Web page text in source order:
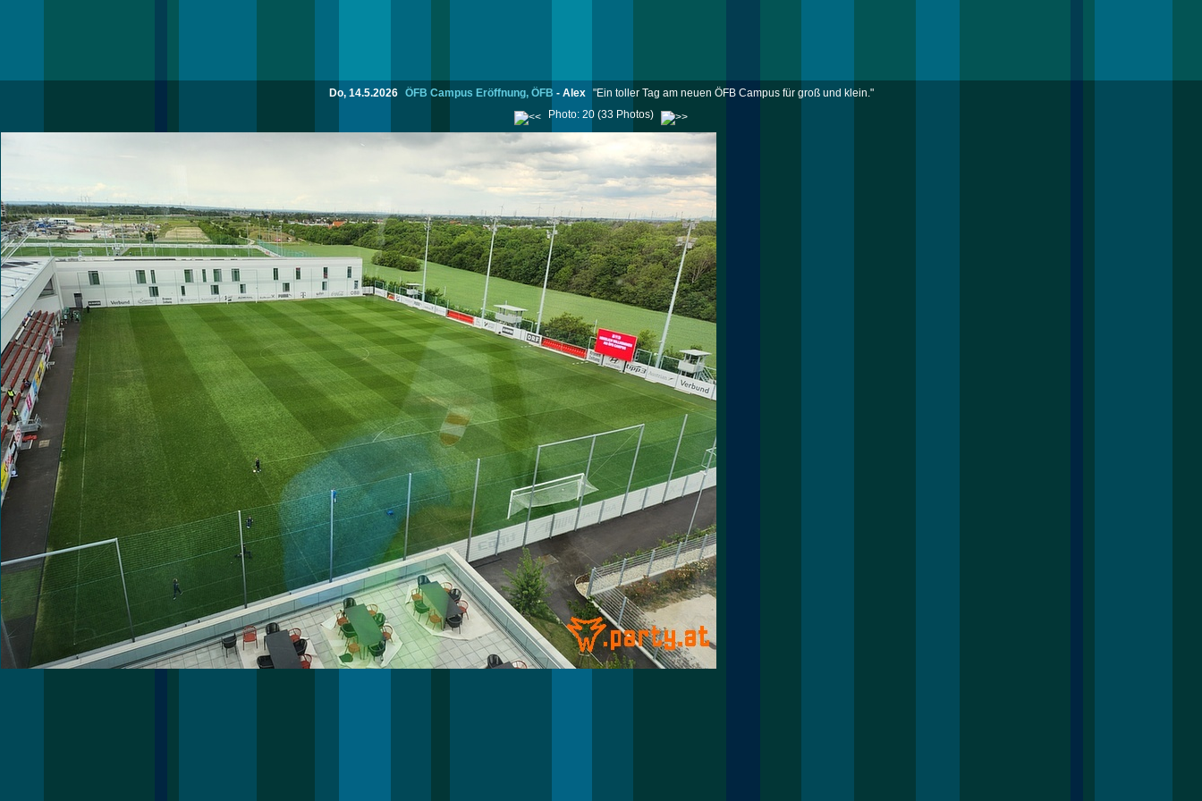
Do, 14.5.2026 ÖFB Campus Eröffnung, ÖFB - Alex
"Ein toller Tag am neuen ÖFB Campus für groß und klein."
Photo: 20 (33 Photos)